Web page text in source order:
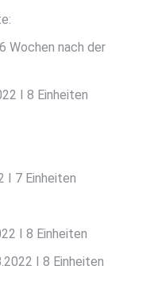
Wochen nach der
I 8 Einheiten
I 7 Einheiten
I 8 Einheiten
I 8 Einheiten